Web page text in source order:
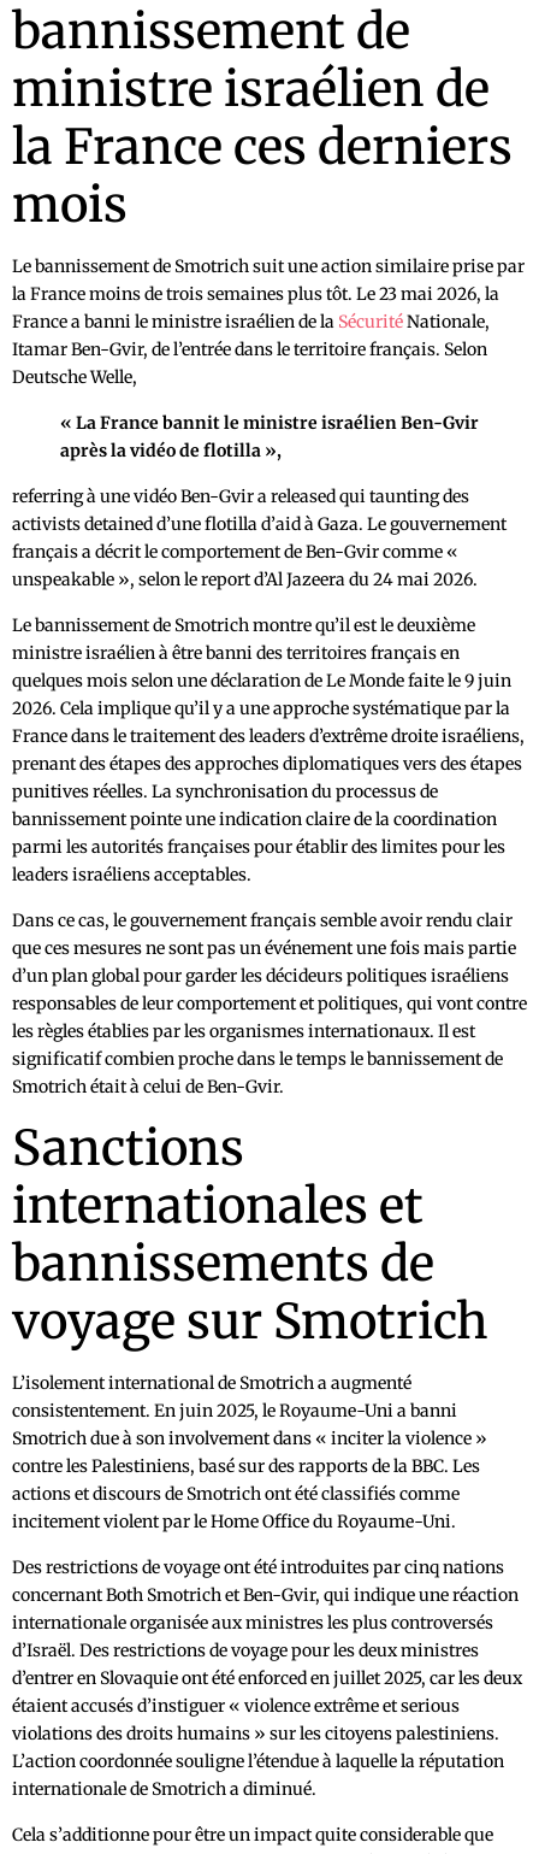
bannissement de
ministre israélien de
la France ces derniers
mois
Le bannissement de Smotrich suit une action similaire prise par
la France moins de trois semaines plus tôt. Le 23 mai 2026, la
France a banni le ministre israélien de la SécuritéNationale,
Itamar Ben-Gvir, de l’entrée dans le territoire français. Selon
Deutsche Welle,
« La France bannit le ministre israélien Ben-Gvir
après la vidéo de flotilla »,
referring à une vidéo Ben-Gvir a released qui taunting des
activists detained d’une flotilla d’aid à Gaza. Le gouvernement
français a décrit le comportement de Ben-Gvir comme «
unspeakable », selon le report d’Al Jazeera du 24 mai 2026.
Le bannissement de Smotrich montre qu’il est le deuxième
ministre israélien à être banni des territoires français en
quelques mois selon une déclaration de Le Monde faite le 9 juin
2026. Cela implique qu’il y a une approche systématique par la
France dans le traitement des leaders d’extrême droite israéliens,
prenant des étapes des approches diplomatiques vers des étapes
punitives réelles. La synchronisation du processus de
bannissement pointe une indication claire de la coordination
parmi les autorités françaises pour établir des limites pour les
leaders israéliens acceptables.
Dans ce cas, le gouvernement français semble avoir rendu clair
que ces mesures ne sont pas un événement une fois mais partie
d’un plan global pour garder les décideurs politiques israéliens
responsables de leur comportement et politiques, qui vont contre
les règles établies par les organismes internationaux. Il est
significatif combien proche dans le temps le bannissement de
Smotrich était à celui de Ben-Gvir.
Sanctions
internationales et
bannissements de
voyage sur Smotrich
L’isolement international de Smotrich a augmenté
consistentement. En juin 2025, le Royaume-Uni a banni
Smotrich due à son involvement dans « inciter la violence »
contre les Palestiniens, basé sur des rapports de la BBC. Les
actions et discours de Smotrich ont été classifiés comme
incitement violent par le Home Office du Royaume-Uni.
Des restrictions de voyage ont été introduites par cinq nations
concernant Both Smotrich et Ben-Gvir, qui indique une réaction
internationale organisée aux ministres les plus controversés
d’Israël. Des restrictions de voyage pour les deux ministres
d’entrer en Slovaquie ont été enforced en juillet 2025, car les deux
étaient accusés d’instiguer « violence extrême et serious
violations des droits humains » sur les citoyens palestiniens.
L’action coordonnée souligne l’étendue à laquelle la réputation
internationale de Smotrich a diminué.
Cela s’additionne pour être un impact quite considerable que